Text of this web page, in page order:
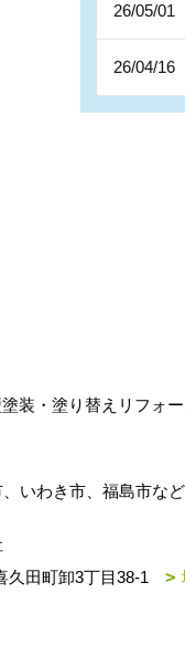
26/05/01
26/04/16
装・塗り替えリフォ
いわき市、福島市な
久田町卸3丁目38-1